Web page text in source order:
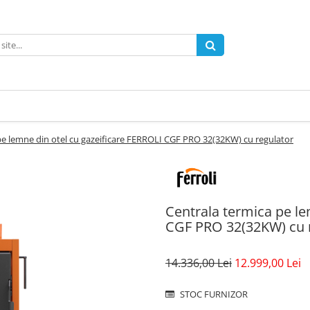
lemne din otel cu gazeificare FERROLI CGF PRO 32(32KW) cu regulator
Centrala termica pe
CGF PRO 32(32KW)
14.336,00 Lei 12.999,00 Lei
STOC FURNIZOR